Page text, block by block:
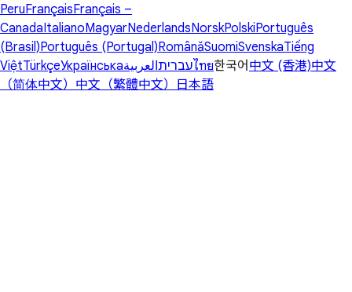
PeruFrançaisFrançais –
CanadaItalianoMagyarNederlandsNorskPolskiPortuguês
(Brasil)Português (Portugal)RomânăSuomiSvenskaTiếng
ViệtTürkçeУкраїнська עבריתالعربية ไทย한국어 中文 (香港)中文
（简体中文） 中文（繁體中文） 日本語